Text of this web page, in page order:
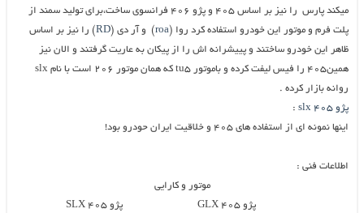
میکند پارس را نیز بر اساس ۴۰۵ و پژو ۴۰۶ فرانسوی ساخت،برای تولید سمند از
پلت فرم و موتور این خودرو استفاده کرد روا (roa) و آر دی (RD) را نیز بر اساس
ظاهر این خودرو ساختند و پییشرانه اش را از پیکان به عاریت گرفتند و الان نیز
همین۴۰۵ را فیس لیفت کرده و باموتور tu5 که همان موتور ۲۰۶ است با نام slx
روانه بازار کرده .
پژو ۴۰۵ slx
:
اینها نمونه ای از استفاده های ۴۰۵ و خلاقیت ایران حودرو بود!
اطلاعات فنی :
موتور و کارایی
پژو ۴۰۵ GLX
پژو ۴۰۵ SLX